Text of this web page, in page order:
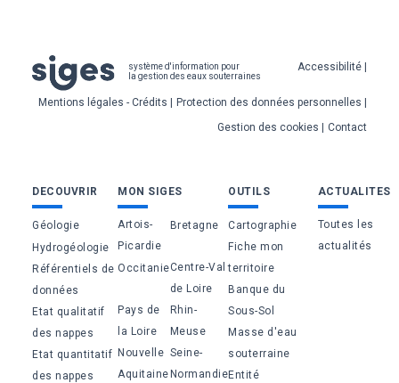
système d'information pour
la gestion des eaux souterraines
Pied
de
page
Accessibilité
Mentions légales - Crédits
Protection des données personnelles
Gestion des cookies
Contact
Bas
de
page
DECOUVRIR
Géologie
Hydrogéologie
Référentiels de
données
Etat qualitatif
des nappes
Etat quantitatif
des nappes
MON SIGES
Artois-
Picardie
Bretagne
OccitanieCentre-Val
de Loire
Pays de
la Loire
Rhin-
Meuse
Nouvelle
Aquitaine
Seine-
Normandie
OUTILS
Cartographie
Fiche mon
territoire
Banque du
Sous-Sol
Masse d'eau
souterraine
Entité
ACTUALITES
Toutes les
actualités